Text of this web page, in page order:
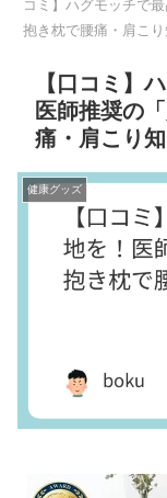
コミ】ハグモッチで
抱き枕で腰痛・肩こ
【口コミ】
医師推奨の
痛・肩こり
健康グッズ